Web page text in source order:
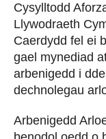
Cysylltodd
Llywodraeth
Caerdydd fel ei
gael mynediad
arbenigedd i
dechnolegau
Arbenigedd